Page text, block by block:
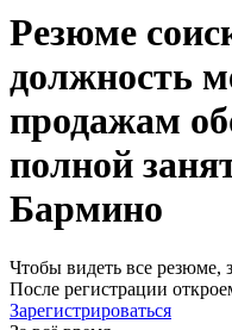
Резюме
должность
продажам
полной
Бармино
Чтобы видеть все резюме,
После регистрации
Зарегистрироваться